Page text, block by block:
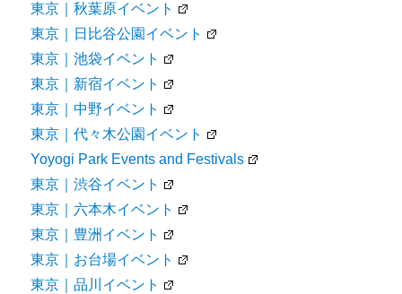
東京｜秋葉原イベント
東京｜日比谷公園イベント
東京｜池袋イベント
東京｜新宿イベント
東京｜中野イベント
東京｜代々木公園イベント
Yoyogi Park Events and Festivals
東京｜渋谷イベント
東京｜六本木イベント
東京｜豊洲イベント
東京｜お台場イベント
東京｜品川イベント